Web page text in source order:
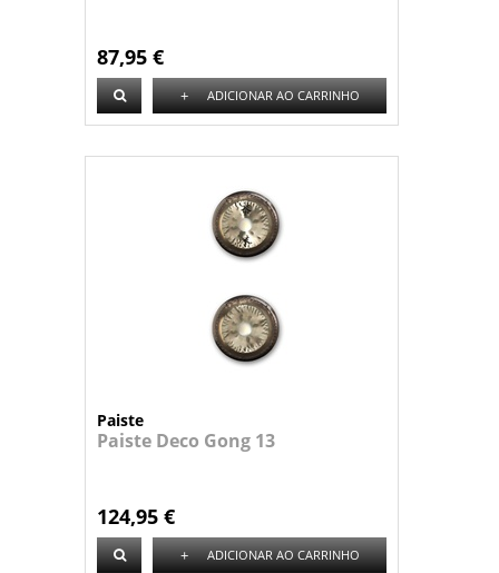
87,95 €
+ ADICIONAR AO CARRINHO
Paiste
Paiste Deco Gong 13
124,95 €
+ ADICIONAR AO CARRINHO